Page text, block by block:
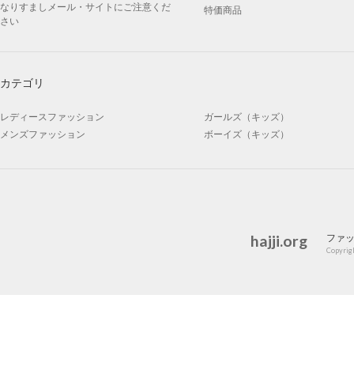
なりすましメール・サイトにご注意くだ
さい
特価商品
カテゴリ
レディースファッション
メンズファッション
ガールズ（キッズ）
ボーイズ（キッズ）
hajji.org ファ